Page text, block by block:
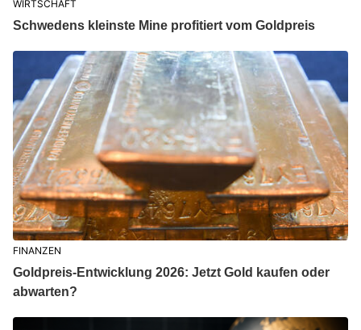
WIRTSCHAFT
Schwedens kleinste Mine profitiert vom Goldpreis
FINANZEN
Goldpreis-Entwicklung 2026: Jetzt Gold kaufen oder
abwarten?